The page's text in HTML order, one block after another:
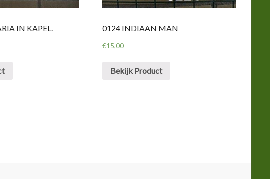
IN KAPEL. 0124 INDIAAN MAN
€15,00
Bekijk Product